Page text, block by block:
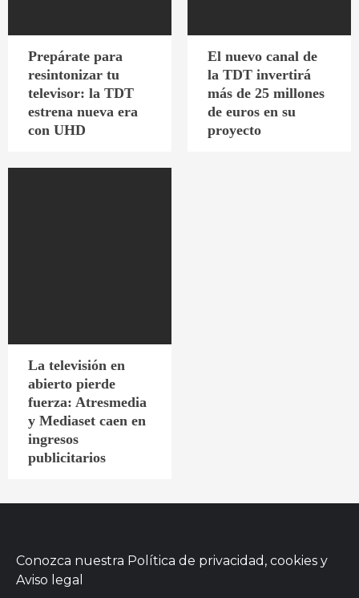
Prepárate para
resintonizar tu
televisor: la TDT
estrena nueva era
con UHD
El nuevo canal de
la TDT invertirá
más de 25 millones
de euros en su
proyecto
La televisión en
abierto pierde
fuerza: Atresmedia
y Mediaset caen en
ingresos
publicitarios
Conozca nuestra Política de privacidad, cookies y
Aviso legal